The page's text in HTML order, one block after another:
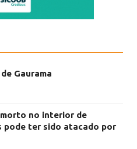
Gaurama
no interior de
pode ter sido atacado por